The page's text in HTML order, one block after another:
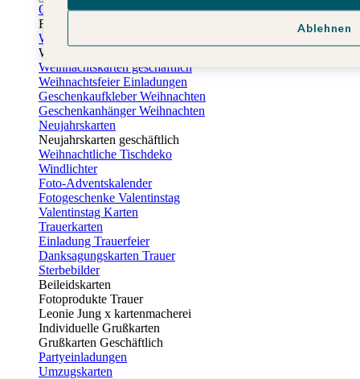
Osterkarten
Fotogeschenke zu Ostern
Weihnachtskarten
Weihnachtskarten selbst gestalten
Weihnachtskarten geschäftlich
Weihnachtsfeier Einladungen
Geschenkaufkleber Weihnachten
Geschenkanhänger Weihnachten
Neujahrskarten
Neujahrskarten geschäftlich
Weihnachtliche Tischdeko
Windlichter
Foto-Adventskalender
Fotogeschenke Valentinstag
Valentinstag Karten
Trauerkarten
Einladung Trauerfeier
Danksagungskarten Trauer
Sterbebilder
Beileidskarten
Fotoprodukte Trauer
Leonie Jung x kartenmacherei
Individuelle Grußkarten
Grußkarten Geschäftlich
Partyeinladungen
Umzugskarten
Ablehnen